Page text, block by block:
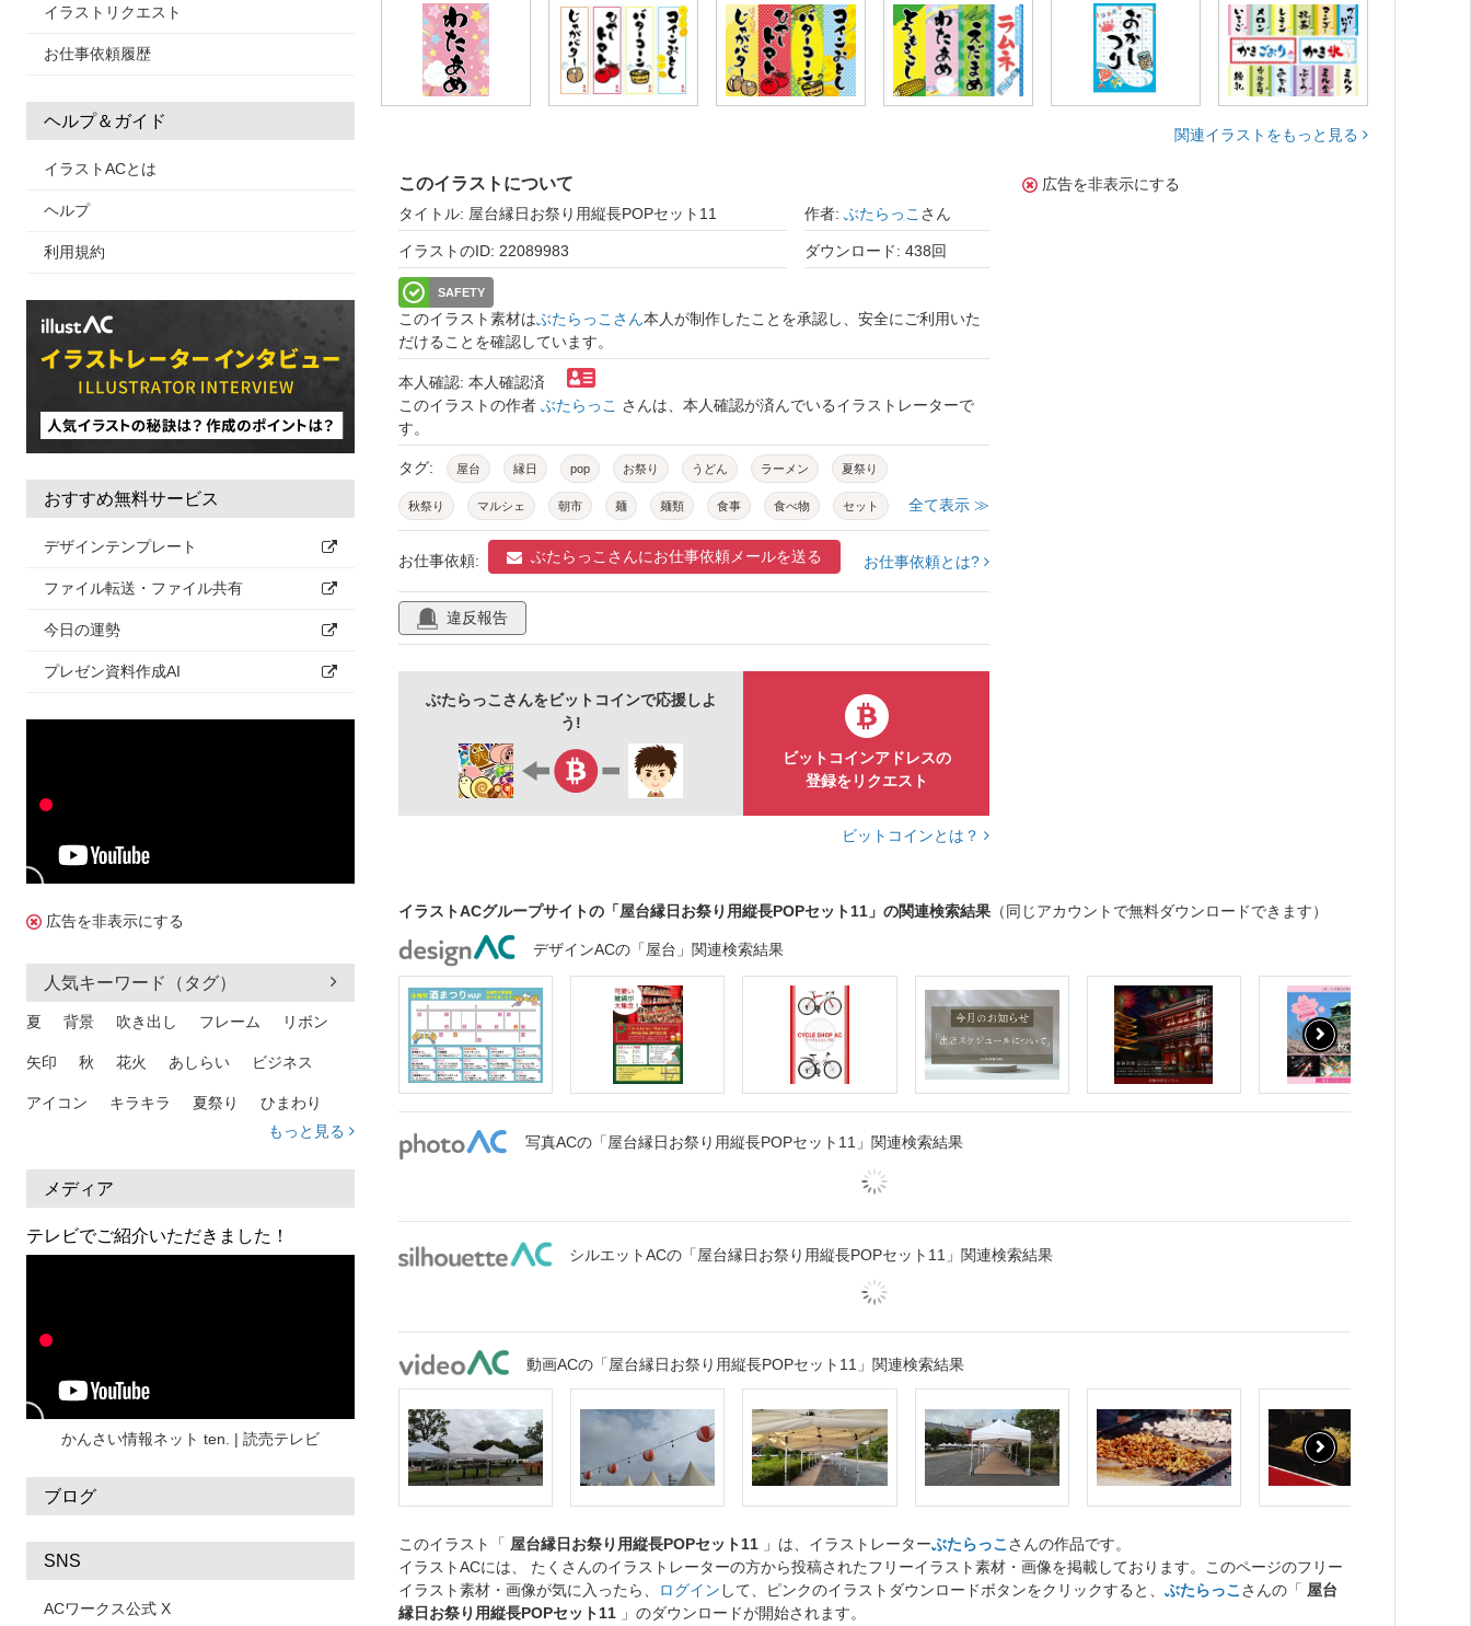
イラストリクエスト
お仕事依頼履歴
ヘルプ＆ガイド
イラストACとは
ヘルプ
利用規約
おすすめ無料サービス
デザインテンプレート
ファイル転送・ファイル共有
今日の運勢
プレゼン資料作成AI
広告を非表示にする
人気キーワード（タグ）
夏 背景 吹き出し フレーム リボン
矢印 秋 花火 あしらい ビジネス
アイコン キラキラ 夏祭り ひまわり
熱中症
人物 暑中見舞い
日本地図 海
集中線
スケジュール
もっと見る
メディア
テレビでご紹介いただきました！
かんさい情報ネット ten. | 読売テレビ
ブログ
SNS
ACワークス公式 X
関連イラストをもっと見る
このイラストについて
タイトル: 屋台縁日お祭り用縦長POPセット11 作者: ぶたらっこ さん
イラストのID: 22089983 ダウンロード: 438回
SAFETY
このイラスト素材はぶたらっこさん本人が制作したことを承認し、安全にご利用いた
だけることを確認しています。
本人確認: 本人確認済
このイラストの作者 ぶたらっこ さんは、本人確認が済んでいるイラストレーターで
す。
タグ: 屋台 縁日 pop お祭り うどん ラーメン 夏祭り
秋祭り マルシェ 朝市 麺 麺類 食事 食べ物 セット
メニュー お品書き 値段 縁日ごっこ 屋台ごっこ
主食 ベクター
フリー素材 無料
全て表示 ≫
お仕事依頼: ぶたらっこさんにお仕事依頼メールを送る お仕事依頼とは?
違反報告
ぶたらっこさんをビットコインで応援しよ
う!
ビットコインアドレスの
登録をリクエスト
ビットコインとは？
広告を非表示にする
イラストACグループサイトの「屋台縁日お祭り用縦長POPセット11」の関連検索結果 （同じアカウントで無料ダウンロードできます）
デザインACの「屋台」関連検索結果
写真ACの「屋台縁日お祭り用縦長POPセット11」関連検索結果
シルエットACの「屋台縁日お祭り用縦長POPセット11」関連検索結果
動画ACの「屋台縁日お祭り用縦長POPセット11」関連検索結果
このイラスト「 屋台縁日お祭り用縦長POPセット11 」は、イラストレーターぶたらっこ さんの作品です。
イラストACには、 たくさんのイラストレーターの方から投稿されたフリーイラスト素材・画像を掲載しております。このページのフリー
イラスト素材・画像が気に入ったら、
ログイン して、ピンクのイラストダウンロードボタンをクリックすると、 ぶたらっこ さんの「 屋台
縁日お祭り用縦長POPセット11 」のダウンロードが開始されます。